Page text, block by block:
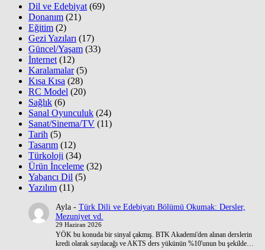
Dil ve Edebiyat (69)
Donanım (21)
Eğitim (2)
Gezi Yazıları (17)
Güncel/Yaşam (33)
İnternet (12)
Karalamalar(5)
Kısa Kısa (28)
RC Model (20)
Sağlık (6)
Sanal Oyunculuk (24)
Sanat/Sinema/TV (11)
Tarih (5)
Tasarım (12)
Türkoloji (34)
Ürün İnceleme (32)
Yabancı Dil (5)
Yazılım (11)
Ayla- Türk Dili ve Edebiyatı Bölümü Okumak: Dersler,
Mezuniyet vd.
29 Haziran 2026
YÖK bu konuda bir sinyal çakmış. BTK Akademi'den alınan derslerin
kredi olarak sayılacağı ve AKTS ders yükünün %10'unun bu şekilde…